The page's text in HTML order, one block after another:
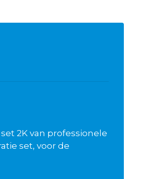
2K van professionele
set, voor de